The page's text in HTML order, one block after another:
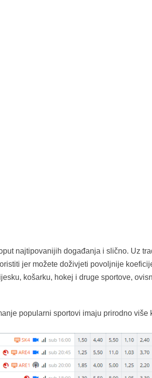
najtipovanijih događanja i slično. Uz
jer možete doživjeti povoljnije
košarku, hokej i druge sportove,
popularni sportovi imaju prirodno više